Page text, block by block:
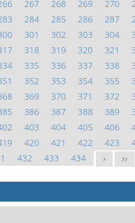
267 268 269 270
284 285 286 287
301 302 303 304
318 319 320 321
335 336 337 338
352 353 354 355
369 370 371 372
386 387 388 389
403 404 405 406
420 421 422 423
432 433 434 > >>